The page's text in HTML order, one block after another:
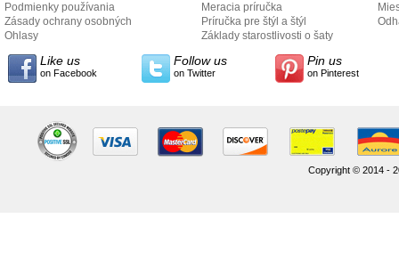
Podmienky používania
Zásady ochrany osobných
údajov
Ohlasy
Meracia príručka
Príručka pre štýl a štýl
Základy starostlivosti o šaty
Like us
on Facebook
Follow us
on Twitter
Pin us
on Pinterest
Copyright © 2014 -